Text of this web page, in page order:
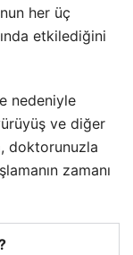
her üç
etkilediğini
nedeniyle
ve diğer
doktorunuzla
zamanı